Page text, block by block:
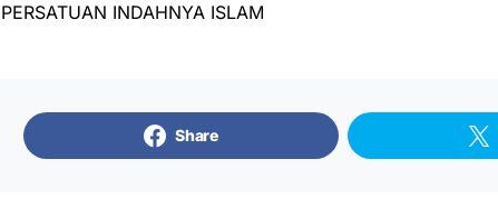
PERSATUAN INDAHNYA ISLAM
Share